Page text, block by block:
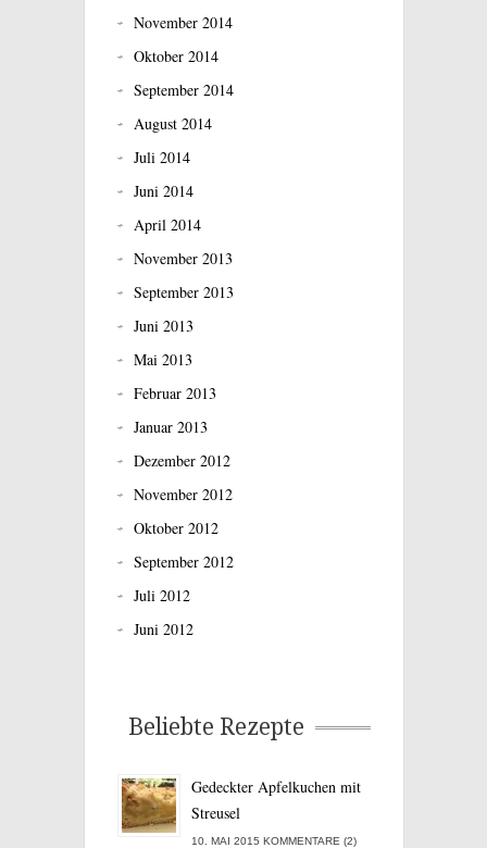
November 2014
Oktober 2014
September 2014
August 2014
Juli 2014
Juni 2014
April 2014
November 2013
September 2013
Juni 2013
Mai 2013
Februar 2013
Januar 2013
Dezember 2012
November 2012
Oktober 2012
September 2012
Juli 2012
Juni 2012
Beliebte Rezepte
Gedeckter Apfelkuchen mit
Streusel
10. MAI 2015 KOMMENTARE (2)